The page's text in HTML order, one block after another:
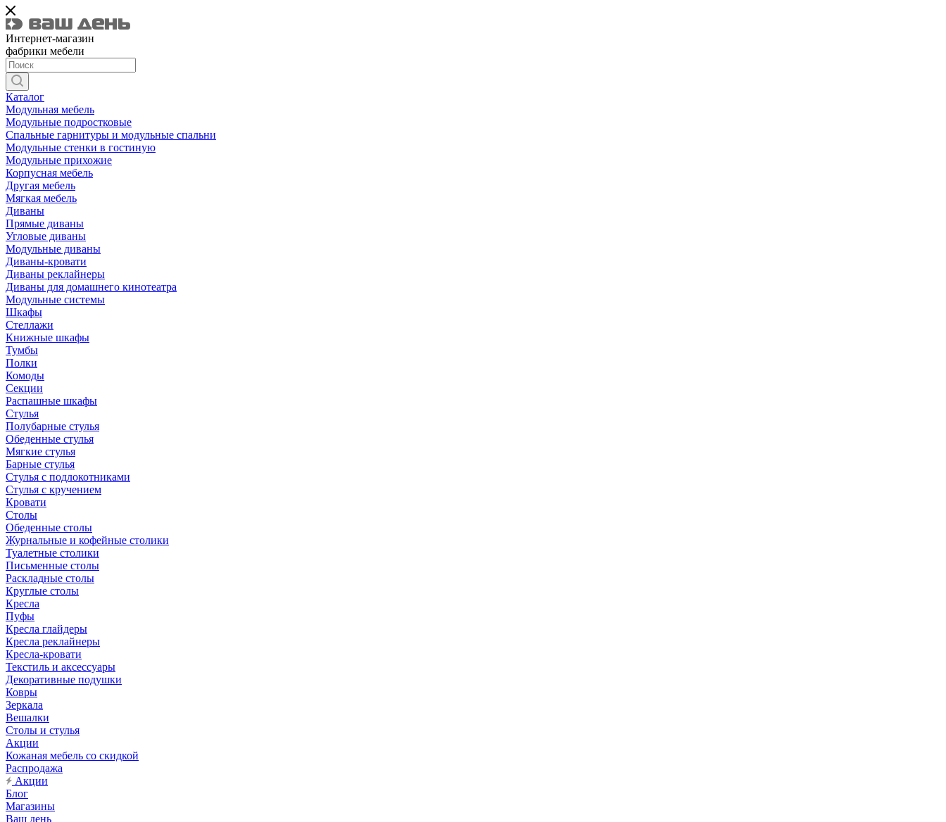
Интернет-магазин
фабрики мебели
Каталог
Модульная мебель
Модульные подростковые
Спальные гарнитуры и модульные спальни
Модульные стенки в гостиную
Модульные прихожие
Корпусная мебель
Другая мебель
Мягкая мебель
Диваны
Прямые диваны
Угловые диваны
Модульные диваны
Диваны-кровати
Диваны реклайнеры
Диваны для домашнего кинотеатра
Модульные системы
Шкафы
Стеллажи
Книжные шкафы
Тумбы
Полки
Комоды
Секции
Распашные шкафы
Стулья
Полубарные стулья
Обеденные стулья
Мягкие стулья
Барные стулья
Стулья с подлокотниками
Стулья с кручением
Кровати
Столы
Обеденные столы
Журнальные и кофейные столики
Туалетные столики
Письменные столы
Раскладные столы
Круглые столы
Кресла
Пуфы
Кресла глайдеры
Кресла реклайнеры
Кресла-кровати
Текстиль и аксессуары
Декоративные подушки
Ковры
Зеркала
Вешалки
Столы и стулья
Акции
Кожаная мебель со скидкой
Распродажа
Акции
Блог
Магазины
Ваш день